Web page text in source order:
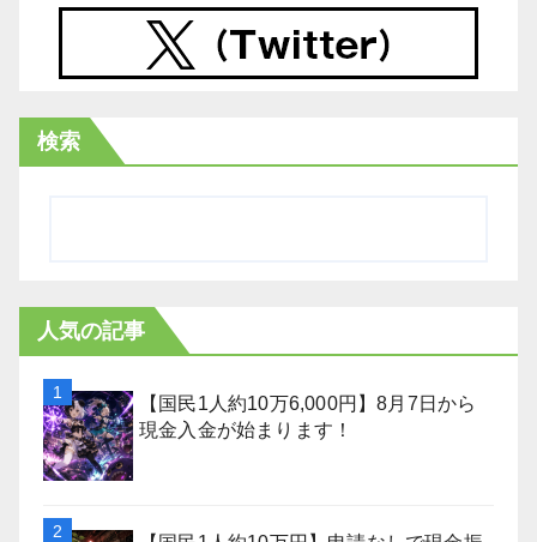
検索
人気の記事
【国民1人約10万6,000円】8月7日から
現金入金が始まります！